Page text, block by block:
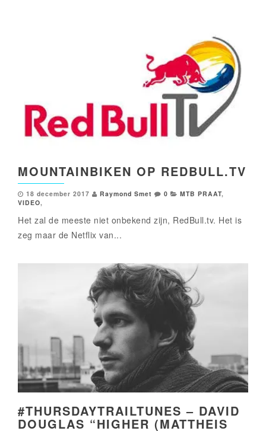
MOUNTAINBIKEN OP REDBULL.TV
18 december 2017 Raymond Smet 0 MTB PRAAT,
VIDEO,
Het zal de meeste niet onbekend zijn, RedBull.tv. Het is
zeg maar de Netflix van...
#THURSDAYTRAILTUNES – DAVID
DOUGLAS “HIGHER (MATTHEIS